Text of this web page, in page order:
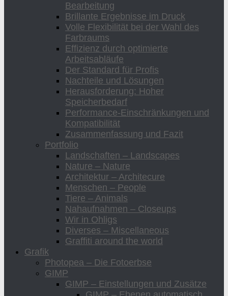
Bearbeitung
Brillante Ergebnisse im Druck
Volle Flexibilität bei der Wahl des
Farbraums
Effizienz durch optimierte
Arbeitsabläufe
Der Standard für Profis
Nachteile und Lösungen
Herausforderung: Hoher
Speicherbedarf
Performance-Einschränkungen und
Kompatibilität
Zusammenfassung und Fazit
Portfolio
Landschaften – Landscapes
Nature – Nature
Architektur – Architecure
Menschen – People
Tiere – Animals
Nahaufnahmen – Closeups
Wir in Ohligs
Diverses – Miscellaneous
Graffiti around the world
Grafik
Photopea – Die Fotoerbse
GIMP
GIMP – Einstellungen und Zusätze